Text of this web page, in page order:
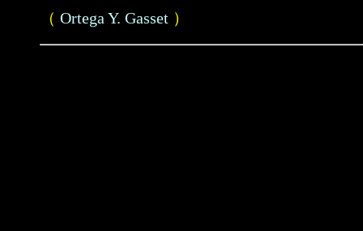
（ Ortega Y. Gasset ）